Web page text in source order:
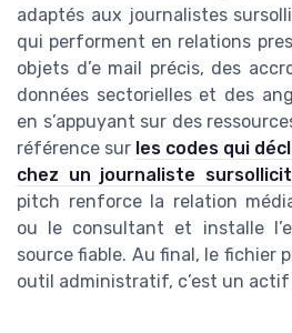
adaptés aux journalistes
qui performent en relations
objets d’e mail précis, des
données sectorielles et des
en s’appuyant sur des
référence sur les codes qui
chez un journaliste
pitch renforce la relation
ou le consultant et installe
source fiable. Au final, le fichier
outil administratif, c’est un